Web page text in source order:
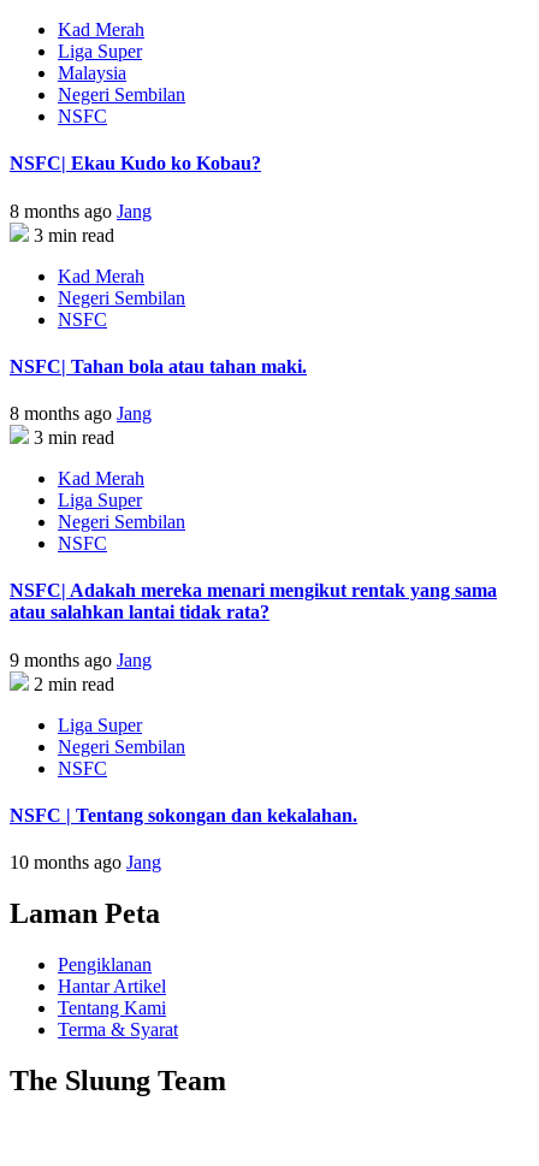
Kad Merah
Liga Super
Malaysia
Negeri Sembilan
NSFC
NSFC| Ekau Kudo ko Kobau?
8 months ago Jang
3 min read
Kad Merah
Negeri Sembilan
NSFC
NSFC| Tahan bola atau tahan maki.
8 months ago Jang
3 min read
Kad Merah
Liga Super
Negeri Sembilan
NSFC
NSFC| Adakah mereka menari mengikut rentak yang sama
atau salahkan lantai tidak rata?
9 months ago Jang
2 min read
Liga Super
Negeri Sembilan
NSFC
NSFC | Tentang sokongan dan kekalahan.
10 months ago Jang
Laman Peta
Pengiklanan
Hantar Artikel
Tentang Kami
Terma & Syarat
The Sluung Team